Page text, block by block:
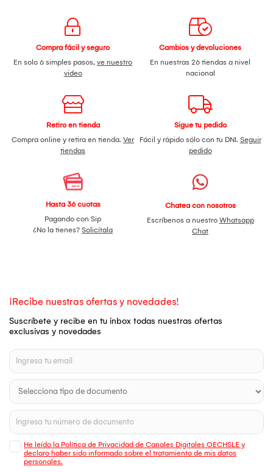
Compra fácil y seguro
En solo 6 simples pasos, ve nuestro
video
Cambios y devoluciones
En nuestras 26 tiendas a nivel
nacional
Retiro en tienda
Compra online y retira en tienda. Ver
tiendas
Sigue tu pedido
Fácil y rápido sólo con tu DNI. Seguir
pedido
Hasta 36 cuotas
Pagando con Sip
¿No la tienes? Solicítala
Chatea con nosotros
Escríbenos a nuestro Whatsapp
Chat
¡Recibe nuestras ofertas y novedades!
Suscríbete y recibe en tu inbox todas nuestras ofertas
exclusivas y novedades
He leído la Política de Privacidad de Canales Digitales OECHSLE y
declaro haber sido informado sobre el tratamiento de mis datos
personales.